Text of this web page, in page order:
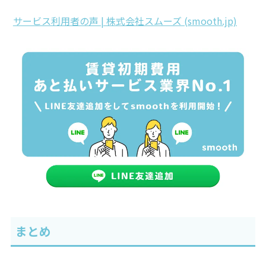
サービス利用者の声 | 株式会社スムーズ (smooth.jp)
まとめ